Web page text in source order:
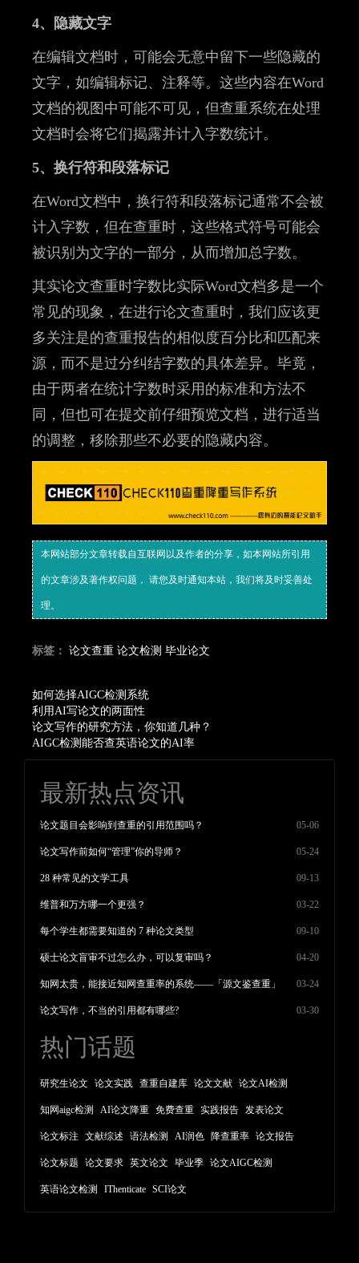
4、隐藏文字
在编辑文档时，可能会无意中留下一些隐藏的
文字，如编辑标记、注释等。这些内容在Word
文档的视图中可能不可见，但查重系统在处理
文档时会将它们揭露并计入字数统计。
5、换行符和段落标记
在Word文档中，换行符和段落标记通常不会被
计入字数，但在查重时，这些格式符号可能会
被识别为文字的一部分，从而增加总字数。
其实论文查重时字数比实际Word文档多是一个
常见的现象，在进行论文查重时，我们应该更
多关注是的查重报告的相似度百分比和匹配来
源，而不是过分纠结字数的具体差异。毕竟，
由于两者在统计字数时采用的标准和方法不
同，但也可在提交前仔细预览文档，进行适当
的调整，移除那些不必要的隐藏内容。
本网站部分文章转载自互联网以及作者的分享，如本网站所引用
的文章涉及著作权问题， 请您及时通知本站，我们将及时妥善处
理。
标签： 论文查重 论文检测 毕业论文
如何选择AIGC检测系统
利用AI写论文的两面性
论文写作的研究方法，你知道几种？
AIGC检测能否查英语论文的AI率
最新热点资讯
论文题目会影响到查重的引用范围吗？ 05-06
论文写作前如何“管理”你的导师？ 05-24
28 种常见的文学工具 09-13
维普和万方哪一个更强？ 03-22
每个学生都需要知道的 7 种论文类型 09-10
硕士论文盲审不过怎么办，可以复审吗？ 04-20
知网太贵，能接近知网查重率的系统——「源文鉴查重」 03-24
论文写作，不当的引用都有哪些? 03-30
热门话题
研究生论文 论文实践 查重自建库 论文文献 论文AI检测
知网aigc检测 AI论文降重 免费查重 实践报告 发表论文
论文标注 文献综述 语法检测 AI润色 降查重率 论文报告
论文标题 论文要求 英文论文 毕业季 论文AIGC检测
英语论文检测 IThenticate SCI论文